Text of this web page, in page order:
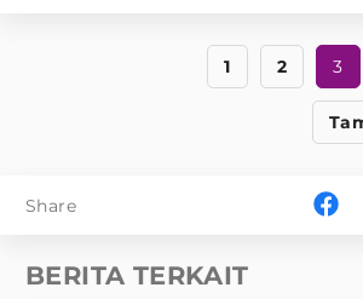
1 2 3
Share
BERITA TERKAIT